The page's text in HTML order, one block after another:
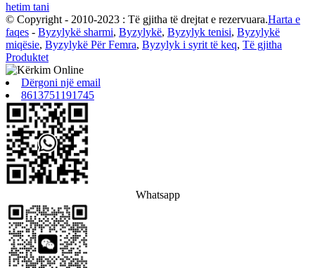
hetim tani
© Copyright - 2010-2023 : Të gjitha të drejtat e rezervuara.Harta e
faqes - Byzylykë sharmi, Byzylykë, Byzylyk tenisi, Byzylykë
miqësie, Byzylykë Për Femra, Byzylyk i syrit të keq, Të gjitha
Produktet
Dërgoni një email
8613751191745
Whatsapp